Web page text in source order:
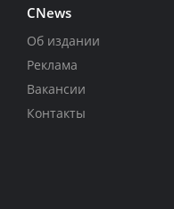
CNews
Об издании
Реклама
Вакансии
Контакты